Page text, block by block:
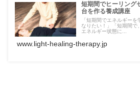
短期間でヒーリング
台を作る養成講座
「短期間でエネルギー
なりたい！」「短期間で
エネルギー状態に...
www.light-healing-therapy.jp